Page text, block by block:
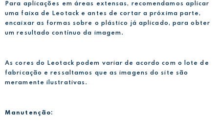
Para aplicações em áreas extensas, recomendamos aplicar
uma faixa de Leotack e antes de cortar a próxima parte,
encaixar as formas sobre o plástico já aplicado, para obter
um resultado contínuo da imagem.
As cores do Leotack podem variar de acordo com o lote de
fabricação e ressaltamos que as imagens do site são
meramente ilustrativas.
Manutenção: